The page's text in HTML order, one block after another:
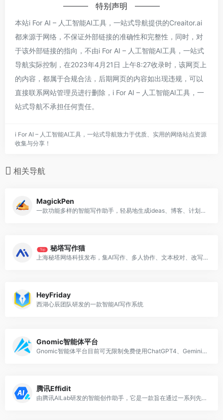
特别声明
本站i For AI – 人工智能AI工具，一站式导航提供的Creaitor.ai
都来源于网络，不保证外部链接的准确性和完整性，同时，对
于该外部链接的指向，不由i For AI – 人工智能AI工具，一站式
导航实际控制，在2023年4月21日 上午8:27收录时，该网页上
的内容，都属于合规合法，后期网页的内容如出现违规，可以
直接联系网站管理员进行删除，i For AI – 人工智能AI工具，一
站式导航不承担任何责任。
i For AI – 人工智能AI工具，一站式导航致力于优质、实用的网络站点资源
收集与分享！
相关导航
MagickPen
一款功能多样的智能写作助手，轻易地生成ideas、博客、计划、报告、简历、故事、口号、笑话，甚至歌词，而无需绞尽脑汁思考Prompt
Top 秘塔写作猫
上海秘塔网络科技发布，集AI写作、多人协作、文本校对、改写润色、自动配图等功能于一体
HeyFriday
西湖心辰团队研发的一款智能AI写作系统
Gnomic智能体平台
Gnomic智能体平台目前可无限制免费使用ChatGPT4、Gemini、智谱、文心一言等国内外多种大模型的AI平台。
腾讯Effidit
由腾讯AILab研发的智能创作助手，它是一款旨在通过一系列先进的AI技术，提升用户在中英文写作上的效率和质量的工具